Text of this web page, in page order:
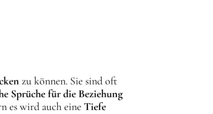
zu können. Sie sind oft
Sprüche für die Beziehung
es wird auch eine Tiefe